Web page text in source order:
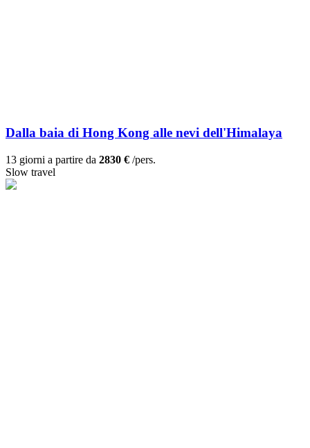
Dalla baia di Hong Kong alle nevi dell'Himalaya
13 giorni a partire da 2830 € /pers.
Slow travel